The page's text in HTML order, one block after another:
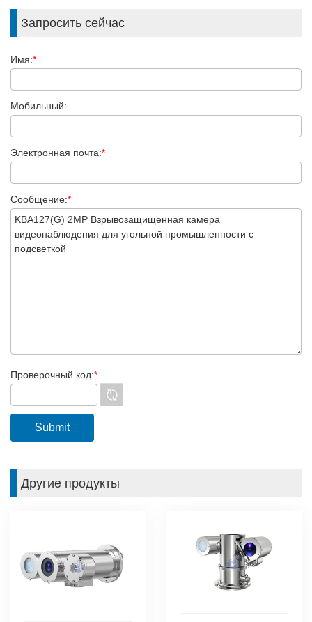
Запросить сейчас
Имя:*
Мобильный:
Электронная почта:*
Сообщение:*
Проверочный код:*
Другие продукты